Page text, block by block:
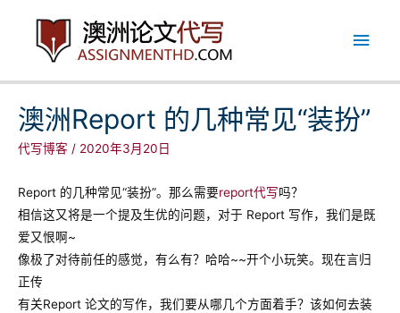
主
菜
单
澳洲Report 的几种常见“装扮”
代写博客 / 2020年3月20日
Report 的几种常见“装扮”。那么需要report代写吗？
相信这又将是一个提及生优的问题，对于 Report 写作，我们是既
爱又恨啊~
像极了对待前任的感觉，有么有？哈哈~~开个小玩笑。现在言归
正传
有关Report 论文的写作，我们要从哪几个方面着手？该如何去装